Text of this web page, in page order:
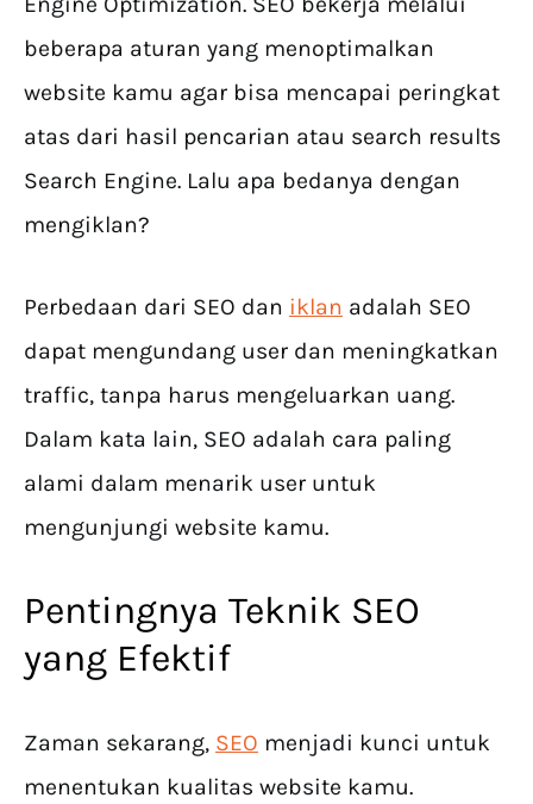
beberapa aturan yang menoptimalkan
website kamu agar bisa mencapai peringkat
atas dari hasil pencarian atau search results
Search Engine. Lalu apa bedanya dengan
mengiklan?
Perbedaan dari SEO dan iklan adalah SEO
dapat mengundang user dan meningkatkan
traffic, tanpa harus mengeluarkan uang.
Dalam kata lain, SEO adalah cara paling
alami dalam menarik user untuk
mengunjungi website kamu.
Pentingnya Teknik SEO
yang Efektif
Zaman sekarang, SEO menjadi kunci untuk
menentukan kualitas website kamu.